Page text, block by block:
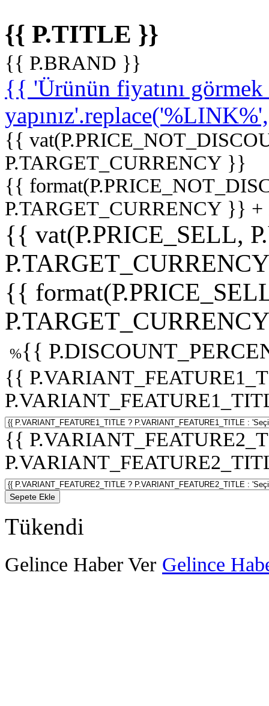
{{ P.TITLE }}
{{ P.BRAND }}
{{ 'Ürünün fiyatını
{{
P.TARGET_CURRENCY }}
{{
P.TARGET_CURRENCY }}
{{ vat(P.PRICE_SELL,
{{
%{{
{{
{{
Sepete Ekle
Tükendi
Gelince Haber Ver Gelince